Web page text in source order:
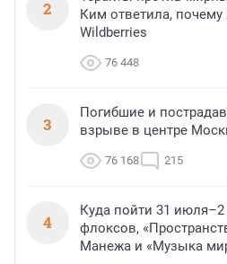
2
Ким ответила, почему
Wildberries
76 448
3
Погибшие и
взрыве в центре
76 168 215
4
Куда пойти 31 июля–2
флоксов,
Манежа и «Музыка